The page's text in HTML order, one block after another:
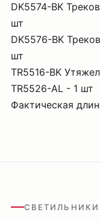
DK5574-BK
шт
DK5576-BK
шт
TR5516-BK
TR5526-AL - 1 шт
Фактическая
СВЕТИЛЬНИКИ